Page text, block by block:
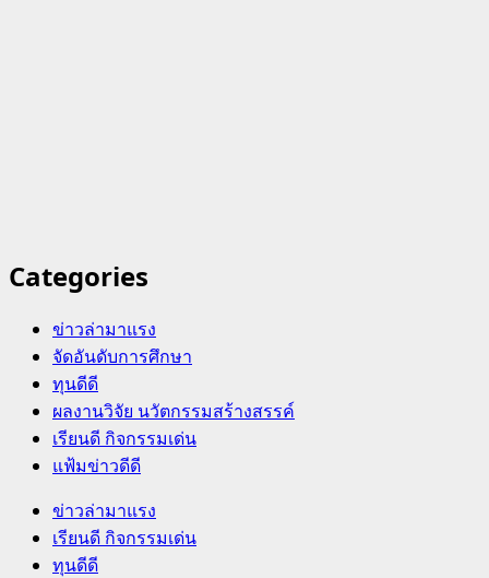
Categories
ข่าวล่ามาแรง
จัดอันดับการศึกษา
ทุนดีดี
ผลงานวิจัย นวัตกรรมสร้างสรรค์
เรียนดี กิจกรรมเด่น
แฟ้มข่าวดีดี
Primary
Menu
ข่าวล่ามาแรง
เรียนดี กิจกรรมเด่น
ทุนดีดี